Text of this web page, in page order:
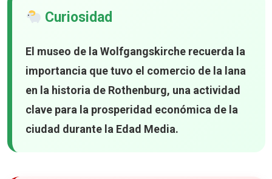
Curiosidad
El museo de la Wolfgangskirche recuerda la
importancia que tuvo el comercio de la lana
en la historia de Rothenburg, una actividad
clave para la prosperidad económica de la
ciudad durante la Edad Media.